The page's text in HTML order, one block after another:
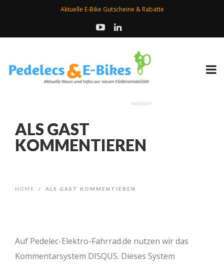
Aktuelle E-Bike Gutscheine & Rabatte
ALS GAST
KOMMENTIEREN
HOME / ALS GAST KOMMENTIEREN
Auf Pedelec-Elektro-Fahrrad.de nutzen wir das
Kommentarsystem DISQUS. Dieses System